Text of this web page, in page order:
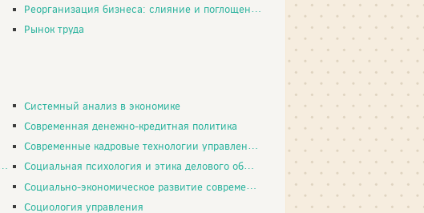
Реорганизация бизнеса: слияние и поглощение
Рынок труда
Системный анализ в экономике
Современная денежно-кредитная политика
Современные кадровые технологии управления персоналом
Социальная психология и этика делового общения
Социально-экономическое развитие современной России
Социология управления